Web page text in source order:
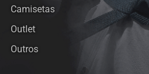
Camisetas
Outlet
Outros